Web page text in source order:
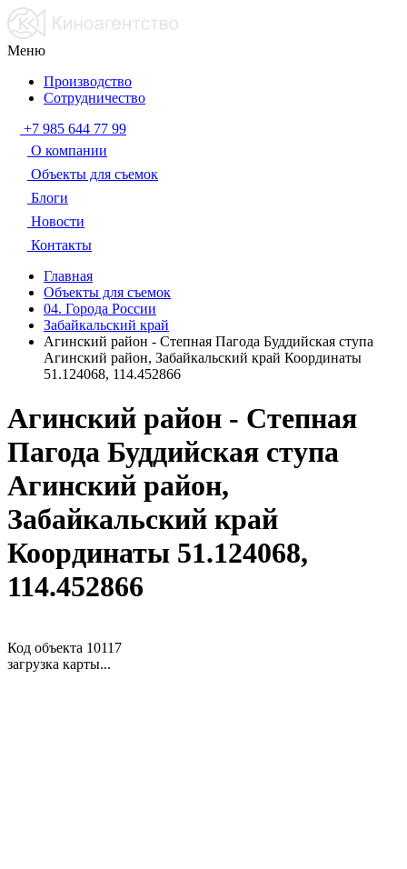
Меню
Производство
Сотрудничество
+7 985 644 77 99
О компании
Объекты для съемок
Блоги
Новости
Контакты
Главная
Объекты для съемок
04. Города России
Забайкальский край
Агинский район - Степная Пагода Буддийская ступа
Агинский район, Забайкальский край Координаты
51.124068, 114.452866
Агинский район - Степная
Пагода Буддийская ступа
Агинский район,
Забайкальский край
Координаты 51.124068,
114.452866
Код объекта 10117
загрузка карты...